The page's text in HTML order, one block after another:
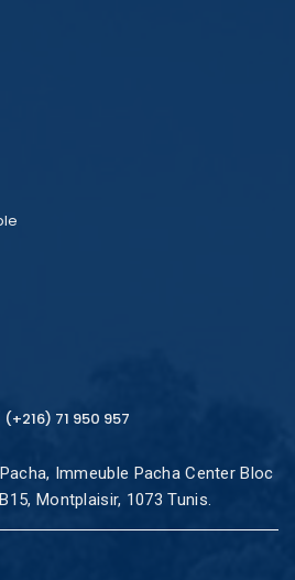
71 950 957
Immeuble Pacha Center Bloc
Montplaisir, 1073 Tunis.